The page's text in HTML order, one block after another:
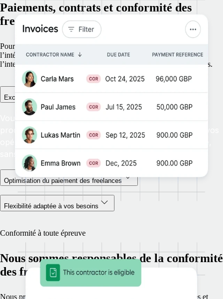
Paiements, contrats et conformité des
freelances : tout est géré pour vous
Pour une expansion plus rapide et plus sûre, Remote s’occupe de
l’intégration, des paiements et des départs : développez-vous à
l’international sans avoir à vous soucier de la gestion des freelances.
Excellence opérationnelle à grande échelle
Vous avez besoin de flux de travail rationalisés et de
procédures automatiques évolutives pour développer vos
opérations relatives aux freelances à l’échelle mondiale,
sans compromettre la qualité ou le contrôle
Optimisation du paiement des freelances
Flexibilité adaptée à vos besoins
Conformité à toute épreuve
Nous sommes responsables de la conformité
des freelances
Nous prodiguons des conseils sur la classification des freelances et